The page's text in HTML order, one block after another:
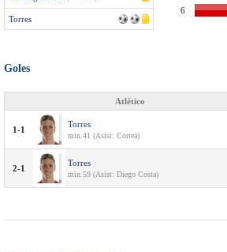
Torres
6
Goles
Atlético
1-1
Torres
min.41 (Asist: Correa)
2-1
Torres
min.59 (Asist: Diego Costa)